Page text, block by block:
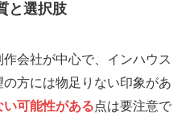
と選択肢
会社が中心で、インハウス
方には物足りない印象があ
い可能性がある点は要注意で